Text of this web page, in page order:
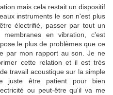
mais cela restait un dispositif
instruments le son n'est plus
électrifié, passer par tout un
en vibration, c'est
le plus de problèmes que ce
par mon rapport au son. Je ne
cette relation et il est très
travail acoustique sur la simple
juste être patient pour bien
ou peut-être qu'il va me